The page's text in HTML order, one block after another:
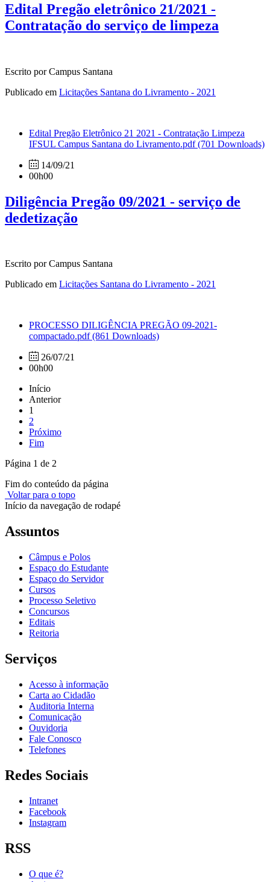
Edital Pregão eletrônico 21/2021 -
Contratação do serviço de limpeza
Escrito por Campus Santana
Publicado em Licitações Santana do Livramento - 2021
Edital Pregão Eletrônico 21 2021 - Contratação Limpeza
IFSUL Campus Santana do Livramento.pdf(701 Downloads)
14/09/21
00h00
Diligência Pregão 09/2021 - serviço de
dedetização
Escrito por Campus Santana
Publicado em Licitações Santana do Livramento - 2021
PROCESSO DILIGÊNCIA PREGÃO 09-2021-
compactado.pdf(861 Downloads)
26/07/21
00h00
Início
Anterior
1
2
Próximo
Fim
Página 1 de 2
Fim do conteúdo da página
Voltar para o topo
Início da navegação de rodapé
Assuntos
Câmpus e Polos
Espaço do Estudante
Espaço do Servidor
Cursos
Processo Seletivo
Concursos
Editais
Reitoria
Serviços
Acesso à informação
Carta ao Cidadão
Auditoria Interna
Comunicação
Ouvidoria
Fale Conosco
Telefones
Redes Sociais
Intranet
Facebook
Instagram
RSS
O que é?